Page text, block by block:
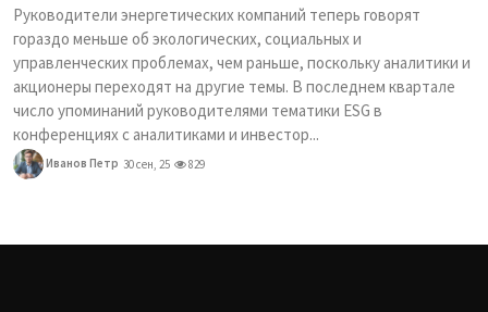
Руководители энергетических компаний теперь говорят
гораздо меньше об экологических, социальных и
управленческих проблемах, чем раньше, поскольку аналитики и
акционеры переходят на другие темы. В последнем квартале
число упоминаний руководителями тематики ESG в
конференциях с аналитиками и инвестор...
Иванов Петр 30 сен, 25 829